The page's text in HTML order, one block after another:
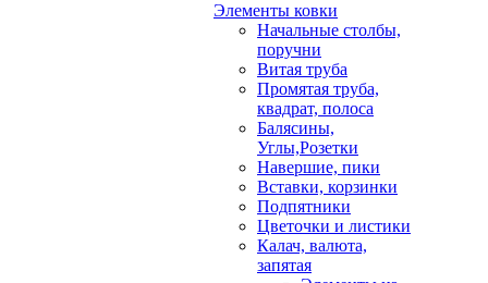
Элементы ковки
Начальные столбы,
поручни
Витая труба
Промятая труба,
квадрат, полоса
Балясины,
Углы,Розетки
Навершие, пики
Вставки, корзинки
Подпятники
Цветочки и листики
Калач, валюта,
запятая